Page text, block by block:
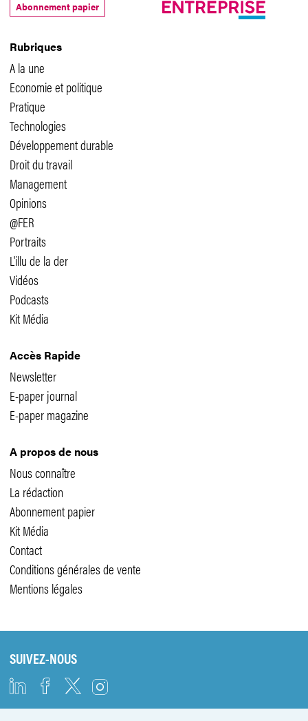
Rubriques
A la une
Economie et politique
Pratique
Technologies
Développement durable
Droit du travail
Management
Opinions
@FER
Portraits
L'illu de la der
Vidéos
Podcasts
Kit Média
Accès Rapide
Newsletter
E-paper journal
E-paper magazine
A propos de nous
Nous connaître
La rédaction
Abonnement papier
Kit Média
Contact
Conditions générales de vente
Mentions légales
Abonnement papier
SUIVEZ-NOUS